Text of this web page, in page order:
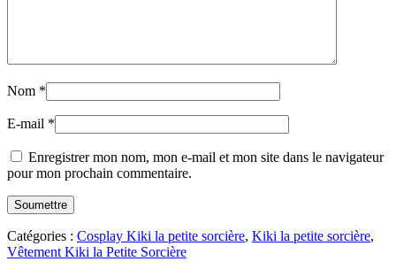
Nom *
E-mail *
Enregistrer mon nom, mon e-mail et mon site dans le navigateur
pour mon prochain commentaire.
Catégories : Cosplay Kiki la petite sorcière, Kiki la petite sorcière,
Vêtement Kiki la Petite Sorcière